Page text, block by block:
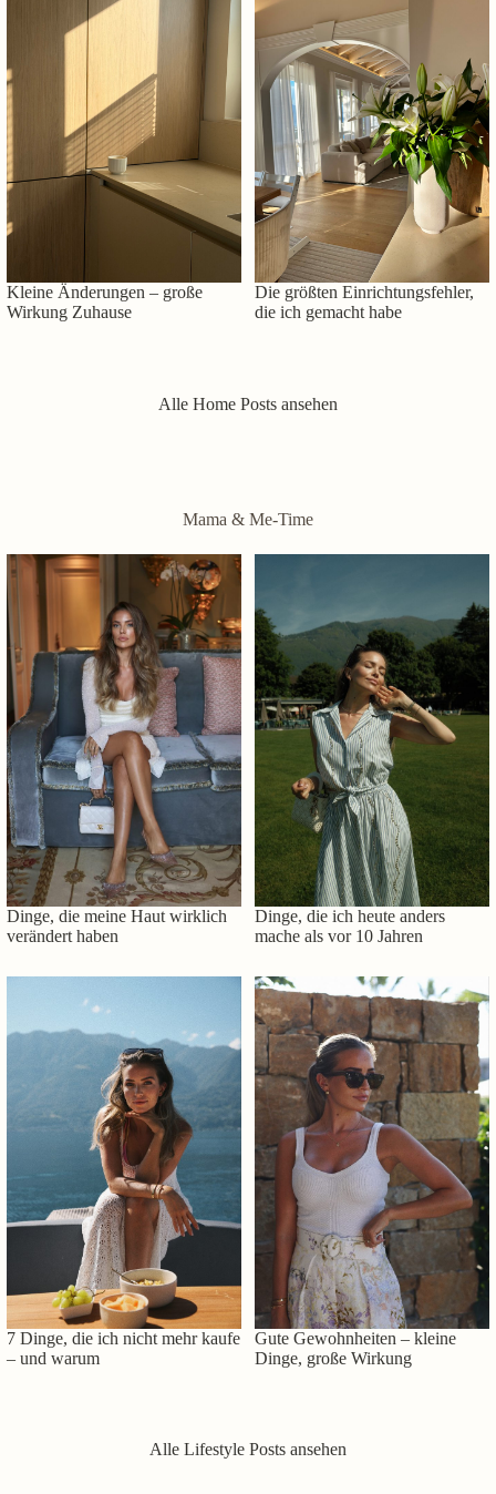
Kleine Änderungen – große
Wirkung Zuhause
Die größten Einrichtungsfehler,
die ich gemacht habe
Alle Home Posts ansehen
Mama & Me-Time
Dinge, die meine Haut wirklich
verändert haben
Dinge, die ich heute anders
mache als vor 10 Jahren
7 Dinge, die ich nicht mehr kaufe
– und warum
Gute Gewohnheiten – kleine
Dinge, große Wirkung
Alle Lifestyle Posts ansehen